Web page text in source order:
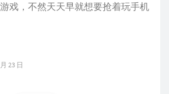
戏，不然天天早就想要抢着玩手机
23 日